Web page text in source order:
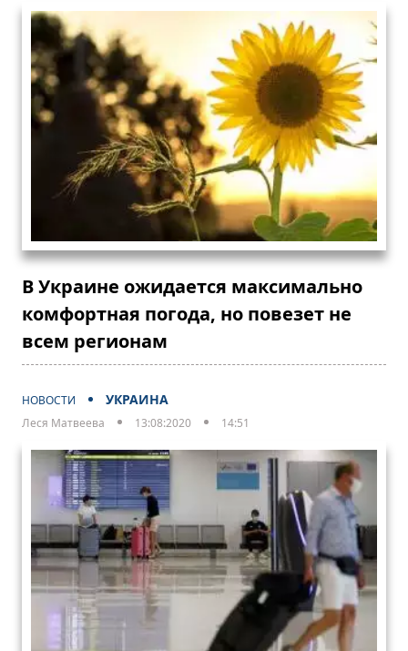
В Украине ожидается максимально
комфортная погода, но повезет не
всем регионам
НОВОСТИ УКРАИНА
Леся Матвеева 13:08:2020 14:51